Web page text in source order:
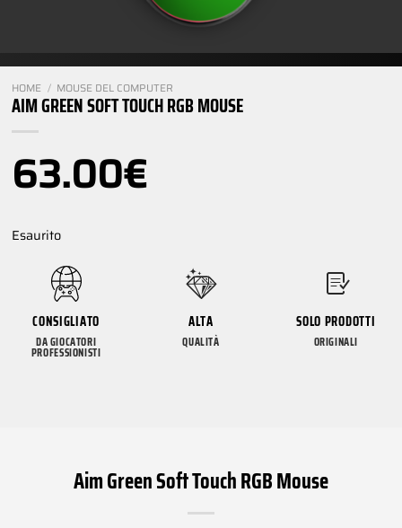
HOME / MOUSE DEL COMPUTER
AIM GREEN SOFT TOUCH RGB MOUSE
63.00€
Esaurito
CONSIGLIATO
DA GIOCATORI
PROFESSIONISTI
ALTA
QUALITÀ
SOLO PRODOTTI
ORIGINALI
Aim Green Soft Touch RGB Mouse